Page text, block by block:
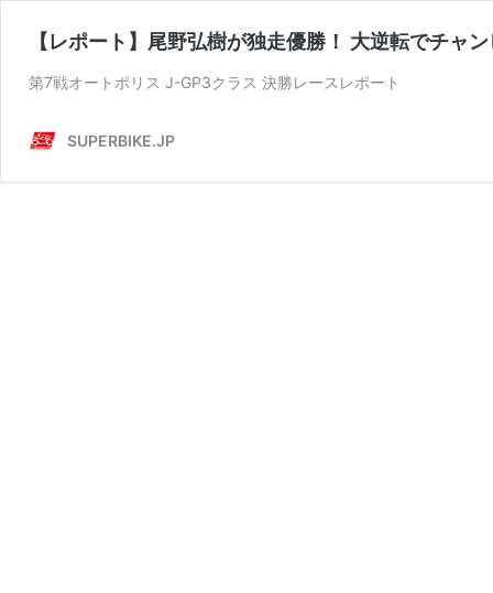
【レポート】尾野弘樹が独走優勝！ 大逆転でチャ
第7戦オートポリス J-GP3クラス 決勝レースレポート
SUPERBIKE.JP